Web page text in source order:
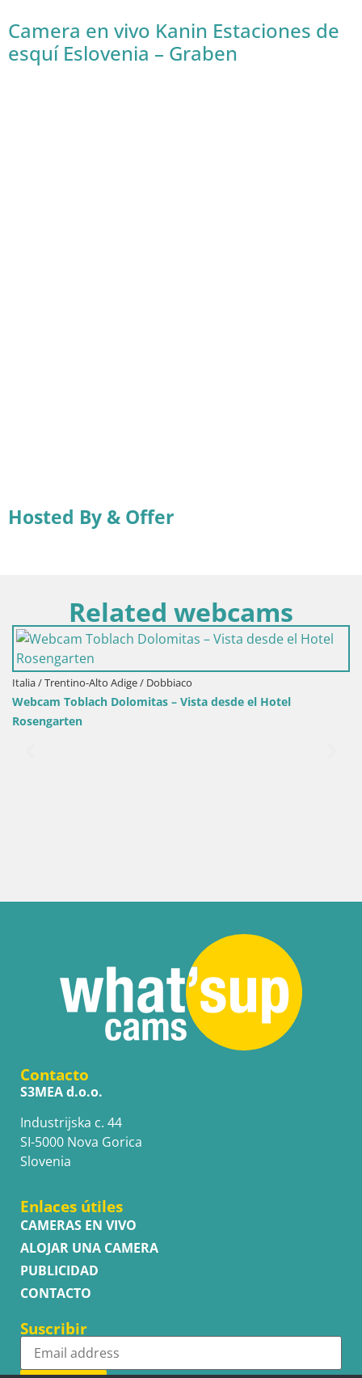
Camera en vivo Kanin Estaciones de
esquí Eslovenia – Graben
Hosted By & Offer
Related webcams
Italia / Trentino-Alto Adige / Dobbiaco
Webcam Toblach Dolomitas – Vista desde el Hotel
Rosengarten
Contacto
S3MEA d.o.o.
Industrijska c. 44
SI-5000 Nova Gorica
Slovenia
Enlaces útiles
CAMERAS EN VIVO
ALOJAR UNA CAMERA
PUBLICIDAD
CONTACTO
Suscribir